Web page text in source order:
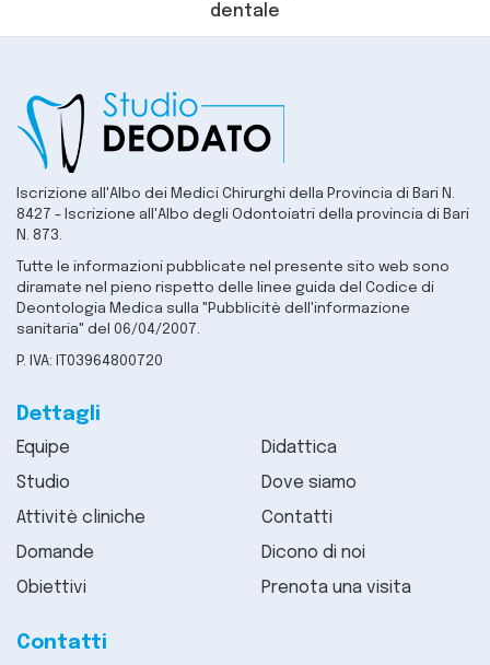
dentale
Iscrizione all'Albo dei Medici Chirurghi della Provincia di Bari N.
8427 - Iscrizione all'Albo degli Odontoiatri della provincia di Bari
N. 873.
Tutte le informazioni pubblicate nel presente sito web sono
diramate nel pieno rispetto delle linee guida del Codice di
Deontologia Medica sulla "Pubblicitè dell'informazione
sanitaria" del 06/04/2007.
P. IVA: IT03964800720
Dettagli
Equipe
Studio
Attivitè cliniche
Domande
Obiettivi
Didattica
Dove siamo
Contatti
Dicono di noi
Prenota una visita
Contatti